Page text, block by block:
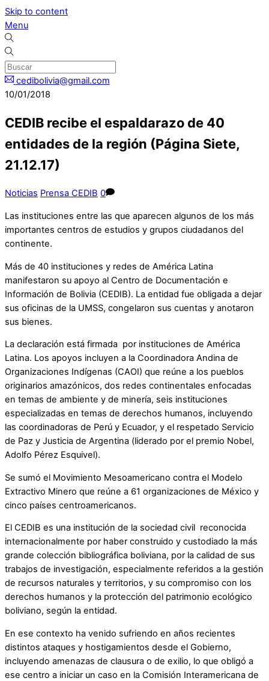
Skip to content
Menu
cedibolivia@gmail.com
10/01/2018
CEDIB recibe el espaldarazo de 40
entidades de la región (Página Siete,
21.12.17)
Noticias Prensa CEDIB 0
Las instituciones entre las que aparecen algunos de los más
importantes centros de estudios y grupos ciudadanos del
continente.
Más de 40 instituciones y redes de América Latina
manifestaron su apoyo al Centro de Documentación e
Información de Bolivia (CEDIB). La entidad fue obligada a dejar
sus oficinas de la UMSS, congelaron sus cuentas y anotaron
sus bienes.
La declaración está firmada por instituciones de América
Latina. Los apoyos incluyen a la Coordinadora Andina de
Organizaciones Indígenas (CAOI) que reúne a los pueblos
originarios amazónicos, dos redes continentales enfocadas
en temas de ambiente y de minería, seis instituciones
especializadas en temas de derechos humanos, incluyendo
las coordinadoras de Perú y Ecuador, y el respetado Servicio
de Paz y Justicia de Argentina (liderado por el premio Nobel,
Adolfo Pérez Esquivel).
Se sumó el Movimiento Mesoamericano contra el Modelo
Extractivo Minero que reúne a 61 organizaciones de México y
cinco países centroamericanos.
El CEDIB es una institución de la sociedad civil reconocida
internacionalmente por haber construido y custodiado la más
grande colección bibliográfica boliviana, por la calidad de sus
trabajos de investigación, especialmente referidos a la gestión
de recursos naturales y territorios, y su compromiso con los
derechos humanos y la protección del patrimonio ecológico
boliviano, según la entidad.
En ese contexto ha venido sufriendo en años recientes
distintos ataques y hostigamientos desde el Gobierno,
incluyendo amenazas de clausura o de exilio, lo que obligó a
ese centro a iniciar un caso en la Comisión Interamericana de